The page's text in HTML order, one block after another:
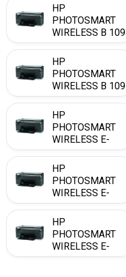
HP
PHOTOSMART
WIRELESS B 109
E
HP
PHOTOSMART
WIRELESS B 109
G
HP
PHOTOSMART
WIRELESS E-
ALL-IN-ONE B
110 A
HP
PHOTOSMART
WIRELESS E-
ALL-IN-ONE B
110 D
HP
PHOTOSMART
WIRELESS E-
ALL-IN-ONE B